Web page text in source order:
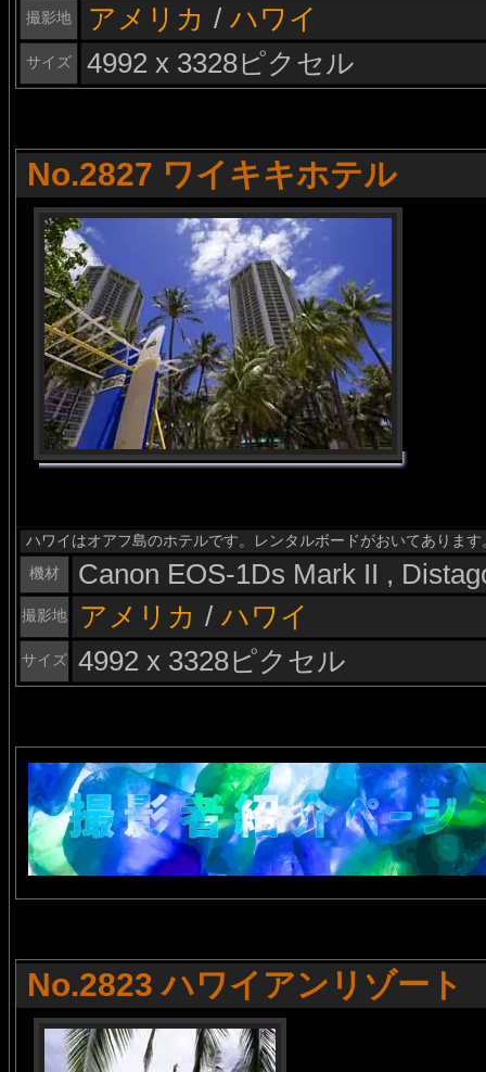
撮影地 アメリカ / ハワイ
サイズ 4992 x 3328ピクセル
No.2827 ワイキキホテル
ハワイはオアフ島のホテルです。レンタルボードがおいてあります
機材
Canon EOS-1Ds Mark II ,
撮影地 アメリカ / ハワイ
サイズ 4992 x 3328ピクセル
No.2823 ハワイアンリゾート